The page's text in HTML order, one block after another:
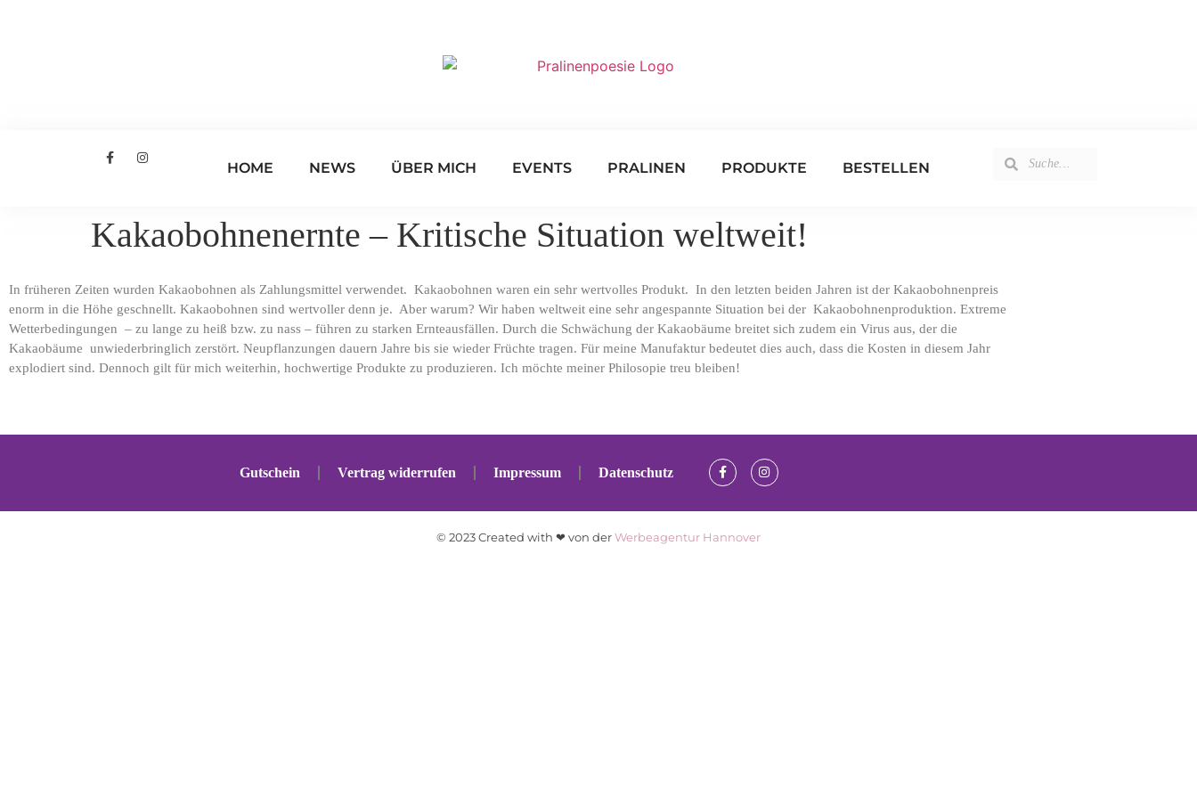
HOME NEWS ÜBER MICH EVENTS PRALINEN PRODUKTE BESTELLEN
Kakaobohnenernte – Kritische Situation weltweit!
In früheren Zeiten wurden Kakaobohnen als Zahlungsmittel verwendet. Kakaobohnen waren ein sehr wertvolles Produkt. In den letzten beiden Jahren ist der Kakaobohnenpreis
enorm in die Höhe geschnellt. Kakaobohnen sind wertvoller denn je. Aber warum? Wir haben weltweit eine sehr angespannte Situation bei der Kakaobohnenproduktion. Extreme
Wetterbedingungen – zu lange zu heiß bzw. zu nass – führen zu starken Ernteausfällen. Durch die Schwächung der Kakaobäume breitet sich zudem ein Virus aus, der die
Kakaobäume unwiederbringlich zerstört. Neupflanzungen dauern Jahre bis sie wieder Früchte tragen. Für meine Manufaktur bedeutet dies auch, dass die Kosten in diesem Jahr
explodiert sind. Dennoch gilt für mich weiterhin, hochwertige Produkte zu produzieren. Ich möchte meiner Philosopie treu bleiben!
Gutschein Vertrag widerrufen Impressum Datenschutz
© 2023 Created with ❤ von derWerbeagentur Hannover